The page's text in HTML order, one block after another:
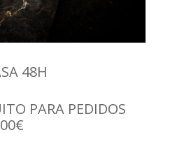
48H
PARA PEDIDOS